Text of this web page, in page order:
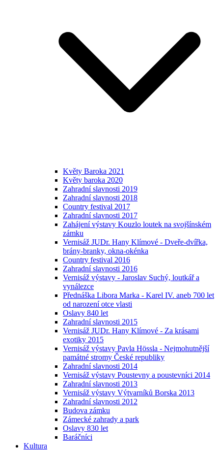
Květy Baroka 2021
Květy baroka 2020
Zahradní slavnosti 2019
Zahradní slavnosti 2018
Country festival 2017
Zahradní slavnosti 2017
Zahájení výstavy Kouzlo loutek na svojšínském
zámku
Vernisáž JUDr. Hany Klímové - Dveře-dvířka,
brány-branky, okna-okénka
Country festival 2016
Zahradní slavnosti 2016
Vernisáž výstavy - Jaroslav Suchý, loutkář a
vynálezce
Přednáška Libora Marka - Karel IV. aneb 700 let
od narození otce vlasti
Oslavy 840 let
Zahradní slavnosti 2015
Vernisáž JUDr. Hany Klímové - Za krásami
exotiky 2015
Vernisáž výstavy Pavla Hössla - Nejmohutnější
památné stromy České republiky
Zahradní slavnosti 2014
Vernisáž výstavy Poustevny a poustevníci 2014
Zahradní slavnosti 2013
Vernisáž výstavy Výtvarníků Borska 2013
Zahradní slavnosti 2012
Budova zámku
Zámecké zahrady a park
Oslavy 830 let
Baráčníci
Kultura